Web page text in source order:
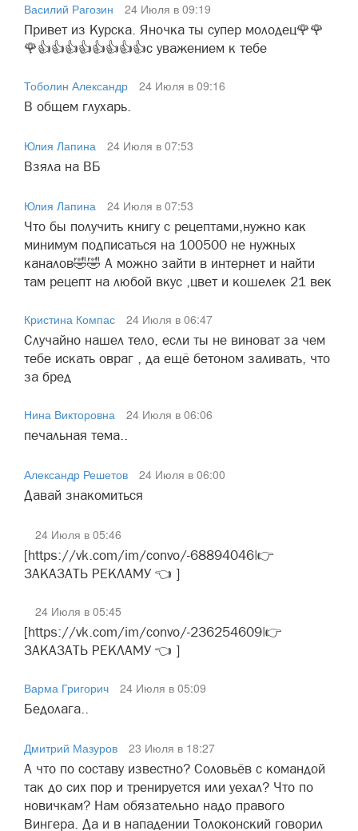
Василий Рагозин
24 Июля в 09:19
Привет из Курска. Яночка ты супер молодец🌹🌹
🌹👍👍👍👍👍👍👍👍с уважением к тебе
Тоболин Александр
24 Июля в 09:16
В общем глухарь.
Юлия Лапина
24 Июля в 07:53
Взяла на ВБ
Юлия Лапина
24 Июля в 07:53
Что бы получить книгу с рецептами,нужно как
минимум подписаться на 100500 не нужных
каналов🤣🤣 А можно зайти в интернет и найти
там рецепт на любой вкус ,цвет и кошелек 21 век
Кристина Компас
24 Июля в 06:47
Случайно нашел тело, если ты не виноват за чем
тебе искать овраг , да ещё бетоном заливать, что
за бред
Нина Викторовна
24 Июля в 06:06
печальная тема..
Александр Решетов
24 Июля в 06:00
Давай знакомиться
24 Июля в 05:46
[https://vk.com/im/convo/-68894046|👉
ЗАКАЗАТЬ РЕКЛАМУ 👈 ]
24 Июля в 05:45
[https://vk.com/im/convo/-236254609|👉
ЗАКАЗАТЬ РЕКЛАМУ 👈 ]
Варма Григорич
24 Июля в 05:09
Бедолага..
Дмитрий Мазуров
23 Июля в 18:27
А что по составу известно? Соловьёв с командой
так до сих пор и тренируется или уехал? Что по
новичкам? Нам обязательно надо правого
Вингера. Да и в нападении Толоконский говорил